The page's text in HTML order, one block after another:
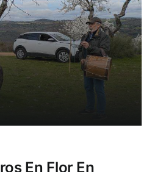
En Flor En